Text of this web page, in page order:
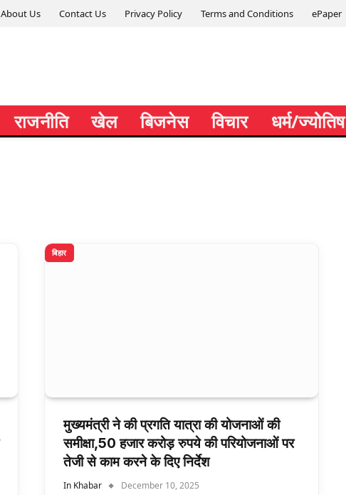
About Us Contact Us Privacy Policy Terms and Conditions ePaper
राजनीति खेल बिजनेस विचार धर्म/ज्योतिष
बिहार
मुख्यमंत्री ने की प्रगति यात्रा की योजनाओं की
समीक्षा,50 हजार करोड़ रुपये की परियोजनाओं पर
तेजी से काम करने के दिए निर्देश
In Khabar December 10, 2025